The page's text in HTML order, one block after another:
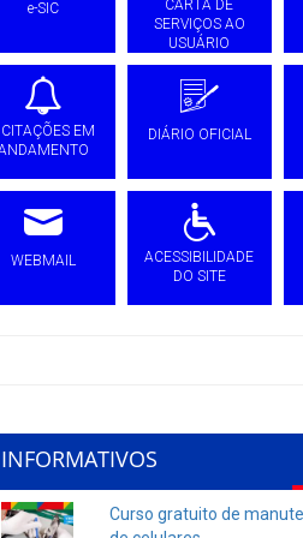
e-SIC
CARTA DE
SERVIÇOS AO
USUÁRIO
EM
DIÁRIO OFICIAL
WEBMAIL
ACESSIBILIDADE
DO SITE
INFORMATIVOS
Curso gratuito de